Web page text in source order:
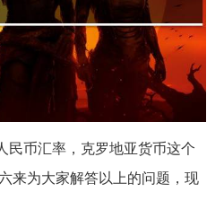
民币汇率，克罗地亚货币这个
来为大家解答以上的问题，现